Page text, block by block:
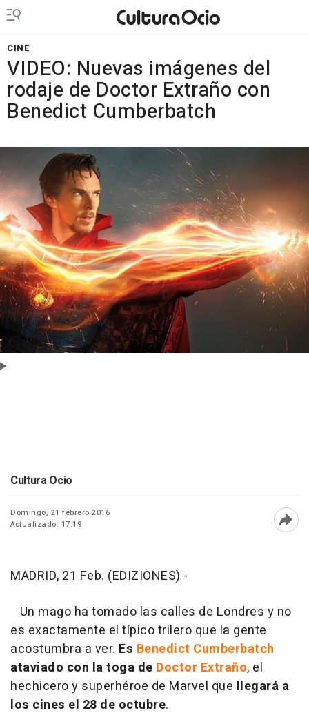
CINE
VIDEO: Nuevas imágenes del
rodaje de Doctor Extraño con
Benedict Cumberbatch
Cultura Ocio
Domingo, 21 febrero 2016
Actualizado: 17:19
MADRID, 21 Feb. (EDIZIONES) -
Un mago ha tomado las calles de Londres y no
es exactamente el típico trilero que la gente
acostumbra a ver. Es Benedict Cumberbatch
ataviado con la toga de Doctor Extraño, el
hechicero y superhéroe de Marvel que llegará a
los cines el 28 de octubre.